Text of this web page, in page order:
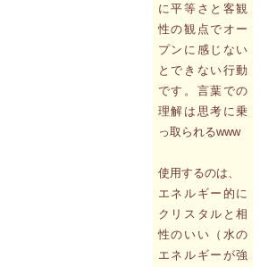
に平等さと客観
性の観点でオー
プンに感じない
とできない行動
です。言葉での
理解は思考に乗
っ取られるwww
使用するのは、
エネルギー的に
クリスタルと相
性のいい（水の
エネルギーが強